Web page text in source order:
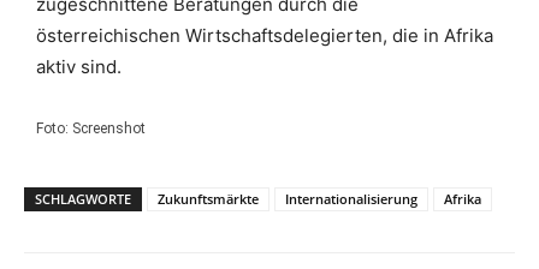
österreichischen Wirtschaftsdelegierten, die in Afrika
aktiv sind.
Foto: Screenshot
SCHLAGWORTE Zukunftsmärkte Internationalisierung Afrika